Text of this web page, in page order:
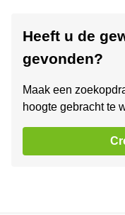
Heeft u de
gevonden?
Maak een
hoogte gebracht te